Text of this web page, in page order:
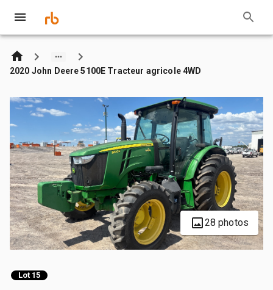
2020 John Deere 5100E Tracteur agricole 4WD
28 photos
Lot 15